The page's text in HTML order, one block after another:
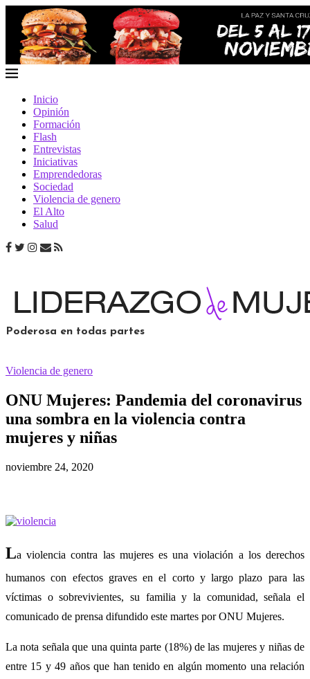
Inicio
Opinión
Formación
Flash
Entrevistas
Iniciativas
Emprendedoras
Sociedad
Violencia de genero
El Alto
Salud
Poderosa en todas partes
Violencia de genero
ONU Mujeres: Pandemia del coronavirus
una sombra en la violencia contra
mujeres y niñas
noviembre 24, 2020
La violencia contra las mujeres es una violación a los derechos
humanos con efectos graves en el corto y largo plazo para las
víctimas o sobrevivientes, su familia y la comunidad, señala el
comunicado de prensa difundido este martes por ONU Mujeres.
La nota señala que una quinta parte (18%) de las mujeres y niñas de
entre 15 y 49 años que han tenido en algún momento una relación